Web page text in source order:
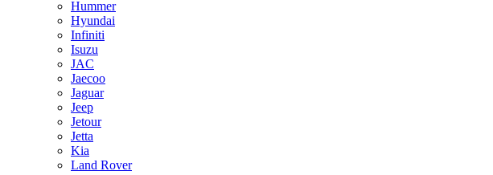
Hummer
Hyundai
Infiniti
Isuzu
JAC
Jaecoo
Jaguar
Jeep
Jetour
Jetta
Kia
Land Rover